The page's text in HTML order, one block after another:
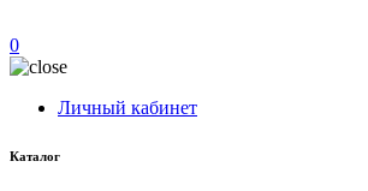
0
Личный кабинет
Каталог